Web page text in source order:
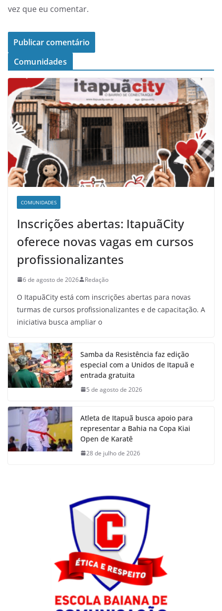
vez que eu comentar.
Comunidades
COMUNIDADES
Inscrições abertas: ItapuãCity
oferece novas vagas em cursos
profissionalizantes
6 de agosto de 2026 Redação
O ItapuãCity está com inscrições abertas para novas
turmas de cursos profissionalizantes e de capacitação. A
iniciativa busca ampliar o
Samba da Resistência faz edição
especial com a Unidos de Itapuã e
entrada gratuita
5 de agosto de 2026
Atleta de Itapuã busca apoio para
representar a Bahia na Copa Kiai
Open de Karatê
28 de julho de 2026